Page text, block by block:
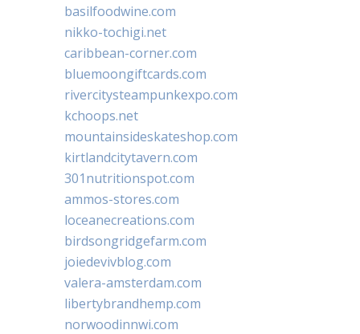
basilfoodwine.com
nikko-tochigi.net
caribbean-corner.com
bluemoongiftcards.com
rivercitysteampunkexpo.com
kchoops.net
mountainsideskateshop.com
kirtlandcitytavern.com
301nutritionspot.com
ammos-stores.com
loceanecreations.com
birdsongridgefarm.com
joiedevivblog.com
valera-amsterdam.com
libertybrandhemp.com
norwoodinnwi.com